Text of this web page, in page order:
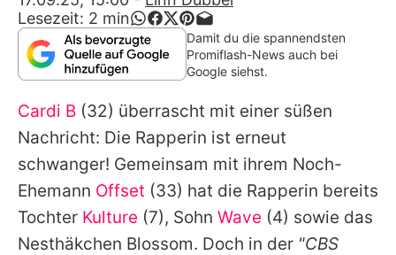
Familie & Liebe
Promiflash Exklusiv
Alle Themen auf Promiflash
Jobs
App runterladen
Team
Lesezeit: 2 min
Damit du die spannendsten
Promiflash-News auch bei
Google siehst.
Cardi B (32) überrascht mit einer süßen
Nachricht: Die Rapperin ist erneut
schwanger! Gemeinsam mit ihrem Noch-
Ehemann Offset (33) hat die Rapperin bereits
Tochter Kulture (7), Sohn Wave (4) sowie das
Nesthäkchen Blossom. Doch in der "CBS